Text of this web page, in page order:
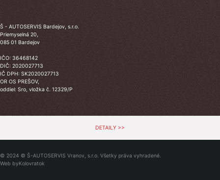
Š - AUTOSERVIS Bardejov, s.r.o.
Priemyselná 20,
085 01 Bardejov
IČO: 36468142
DIČ: 2020027713
IČ DPH: SK2020027713
OR OS PREŠOV,
oddiel: Sro, vložka č. 12329/P
DETAILY >>
© 2024 © Š-AUTOSERVIS Vranov, s.r.o. Všetky práva vyhradené.
Web byKolovratok